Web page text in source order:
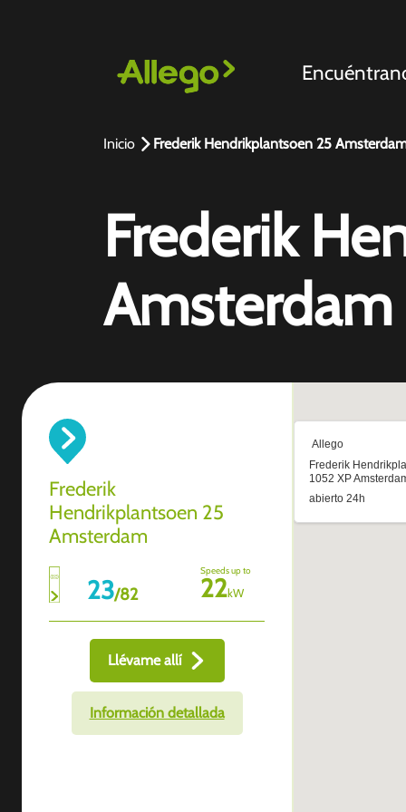
Inicio Frederik Hendrikplantsoen 25
Frederik
Amsterdam
Frederik
Hendrikplantsoen 25
Amsterdam
23/82
Speeds up to
22kW
Llévame allí
Información detallada